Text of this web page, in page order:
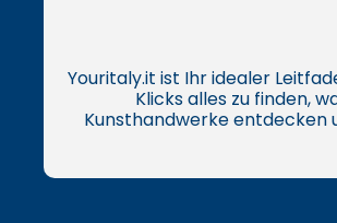
Youritaly.it ist Ihr idealer
Klicks alles zu finden,
Kunsthandwerke entdecken